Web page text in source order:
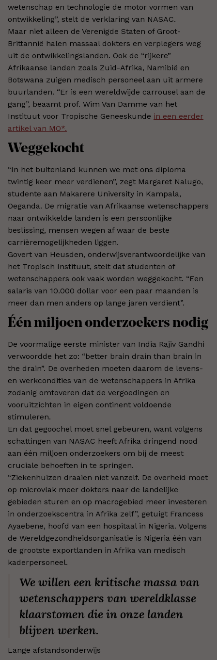
wetenschap en technologie de motor vormen van
ontwikkeling”, stelt de verklaring van NASAC.
Maar niet alleen de Verenigde Staten of Groot-
Brittannië halen massaal dokters en verplegers weg
uit de ontwikkelingslanden. Ook de “rijkere”
Afrikaanse landen zoals Zuid-Afrika, Namibië en
Botswana zuigen medisch personeel aan uit armere
buurlanden. “Er is een wereldwijde carrousel aan de
gang”, beaamt prof. Wim Van Damme van het
Instituut voor Tropische Geneeskunde in een eerder
artikel van MO*.
Weggekocht
“In het buitenland kunnen we met ons diploma
twintig keer meer verdienen”, zegt Margaret Nalugo,
studente aan Makarere University in Kampala,
Oeganda. De migratie van Afrikaanse wetenschappers
naar ontwikkelde landen is een persoonlijke
beslissing, mensen wegen af waar de beste
carrièremogelijkheden liggen.
Govert van Heusden, onderwijsverantwoordelijke van
het Tropisch Instituut, stelt dat studenten of
wetenschappers ook vaak worden weggekocht. “Een
salaris van 10.000 dollar voor een paar maanden is
meer dan men anders op lange jaren verdient”.
Één miljoen onderzoekers nodig
De voormalige eerste minister van India Rajiv Gandhi
verwoordde het zo: “better brain drain than brain in
the drain”. De overheden moeten daarom de levens-
en werkcondities van de wetenschappers in Afrika
zodanig omtoveren dat de vergoedingen en
vooruitzichten in eigen continent voldoende
stimuleren.
En dat gegoochel moet snel gebeuren, want volgens
schattingen van NASAC heeft Afrika dringend nood
aan één miljoen onderzoekers om bij de meest
cruciale behoeften in te springen.
“Ziekenhuizen draaien niet vanzelf. De overheid moet
op microvlak meer dokters naar de landelijke
gebieden sturen en op macrogebied meer investeren
in onderzoekscentra in Afrika zelf”, getuigt Francess
Ayaebene, hoofd van een hospitaal in Nigeria. Volgens
de Wereldgezondheidsorganisatie is Nigeria één van
de grootste exportlanden in Afrika van medisch
kaderpersoneel.
We willen een kritische massa van
wetenschappers van wereldklasse
klaarstomen die in onze landen
blijven werken.
Lange afstandsonderwijs